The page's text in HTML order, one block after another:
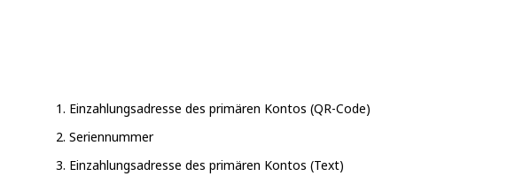
Einzahlungsadresse des primären Kontos (QR-Code)
Seriennummer
Einzahlungsadresse des primären Kontos (Text)